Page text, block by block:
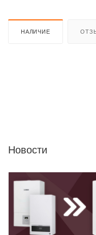
НАЛИЧИЕ
Новости